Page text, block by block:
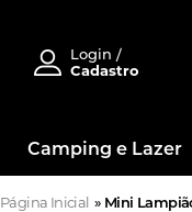
Login /
Cadastro
Camping e Lazer
Página Inicial » Mini